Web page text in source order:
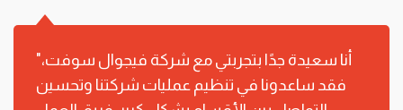
"أنا سعيدة جدًا بتجربتي مع شركة فيجوال سوفت،
فقد ساعدونا في تنظيم عمليات شركتنا وتحسين